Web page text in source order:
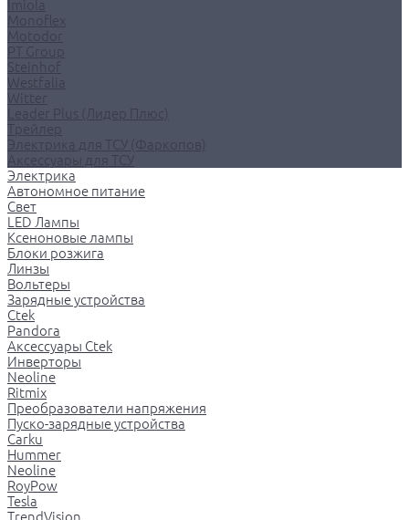
Imiola
Monoflex
Motodor
PT Group
Steinhof
Westfalia
Witter
Leader Plus (Лидер Плюс)
Трейлер
Электрика для ТСУ (Фаркопов)
Аксессуары для ТСУ
Электрика
Автономное питание
Свет
LED Лампы
Ксеноновые лампы
Блоки розжига
Линзы
Вольтеры
Зарядные устройства
Ctek
Pandora
Аксессуары Ctek
Инверторы
Neoline
Ritmix
Преобразователи напряжения
Пуско-зарядные устройства
Carku
Hummer
Neoline
RoyPow
Tesla
TrendVision